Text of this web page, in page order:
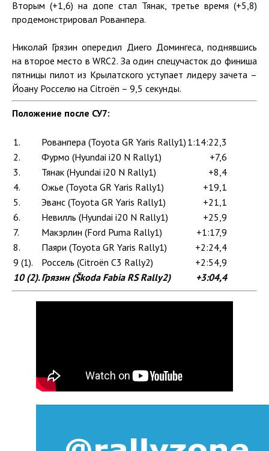
Вторым (+1,6) на допе стал Тянак, третье время (+5,8)
продемонстрировал Рованпера.
Николай Грязин опередил Диего Домингеса, поднявшись
на второе место в WRC2. За один спецучасток до финиша
пятницы пилот из Крылатского уступает лидеру зачета –
Йоану Росселю на Citroën – 9,5 секунды.
Положение после СУ7:
1. Рованпера (Toyota GR Yaris Rally1) 1:14:22,3
2.
Фурмо (Hyundai i20 N Rally1)
+7,6
3.
Тянак (Hyundai i20 N Rally1)
+8,4
4.
Ожье (Toyota GR Yaris Rally1)
+19,1
5.
Эванс (Toyota GR Yaris Rally1)
+21,1
6.
Невилль (Hyundai i20 N Rally1)
+25,9
7.
Макэрлин (Ford Puma Rally1)
+1:17,9
8.
Паяри (Toyota GR Yaris Rally1)
+2:24,4
9 (1).
Россель (Citroën C3 Rally2)
+2:54,9
10 (2).Грязин (Škoda Fabia RS Rally2) +3:04,4